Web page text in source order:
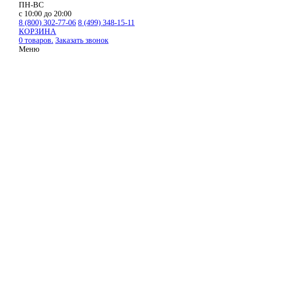
ПН-ВС
с 10:00 до 20:00
8 (800) 302-77-06 8 (499) 348-15-11
КОРЗИНА
0 товаров. Заказать звонок
Меню